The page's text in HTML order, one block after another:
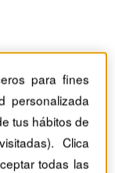
para fines
personalizada
tus hábitos de
Clica
todas las